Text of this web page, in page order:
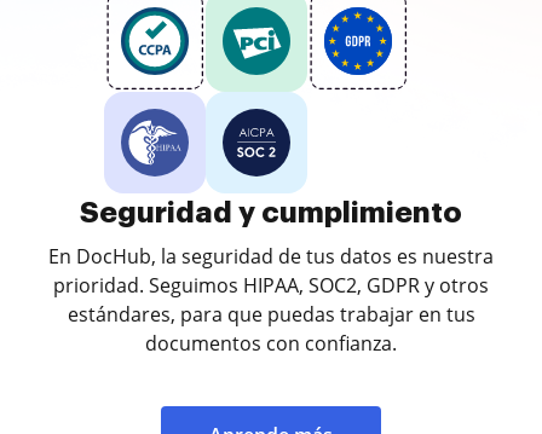
Seguridad y cumplimiento
En DocHub, la seguridad de tus datos es nuestra
prioridad. Seguimos HIPAA, SOC2, GDPR y otros
estándares, para que puedas trabajar en tus
documentos con confianza.